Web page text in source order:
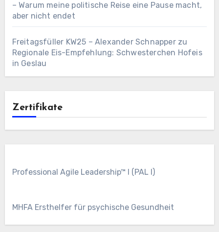
– Warum meine politische Reise eine Pause macht,
aber nicht endet
Freitagsfüller KW25 – Alexander Schnapperzu
Regionale Eis-Empfehlung: Schwesterchen Hofeis
in Geslau
Zertifikate
Professional Agile Leadership™ I (PAL I)
MHFA Ersthelfer für psychische Gesundheit